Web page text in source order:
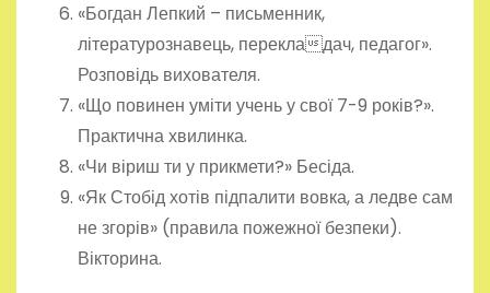
«Богдан Лепкий – письменник,
літературознавець, перекладач, педагог».
Розповідь вихователя.
«Що повинен уміти учень у свої 7-9 років?».
Практична хвилинка.
«Чи віриш ти у прикмети?» Бесіда.
«Як Стобід хотів підпалити вовка, а ледве сам
не згорів» (правила пожежної безпеки).
Вікторина.